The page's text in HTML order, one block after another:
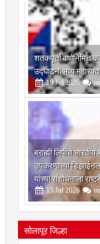
शतकपूर्ती
उद्घाटन; भव्य
19 Jul 2026
ब्राह्मी लिपीचे
उपकरणाच्या
यांच्या संशोधनाला
15 Jul 2026
सोलापूर जिल्हा